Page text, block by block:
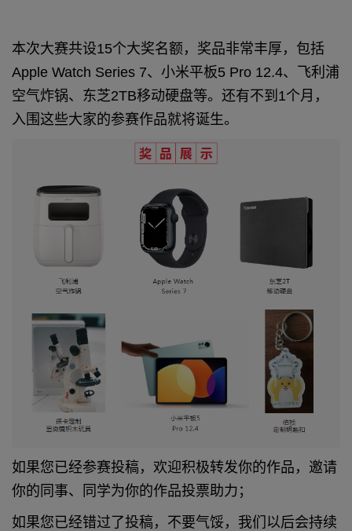
本次大赛共设15个大奖名额，奖品非常丰厚，包括
Apple Watch Series 7、小米平板5 Pro 12.4、飞利浦
空气炸锅、东芝2TB移动硬盘等。还有不到1个月，
入围这些大家的参赛作品就将诞生。
如果您已经参赛投稿，欢迎积极转发你的作品，邀请
你的同事、同学为你的作品投票助力；
如果您已经错过了投稿，不要气馁，我们以后会持续